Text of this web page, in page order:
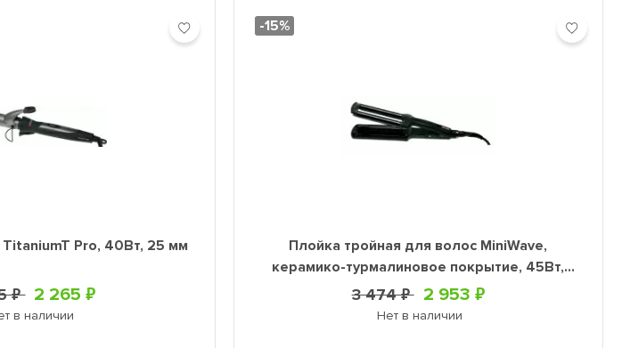
Pro, 40Вт, 25 мм
₽ 2 265 ₽
в наличии
-15%
Плойка тройная для волос MiniWave,
керамико-турмалиновое покрытие, 45Вт,
10/10/10мм
3 474 ₽ 2 953 ₽
Нет в наличии